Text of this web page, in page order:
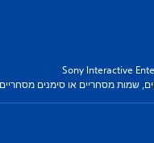
מסחריים או סימנים מסחריים